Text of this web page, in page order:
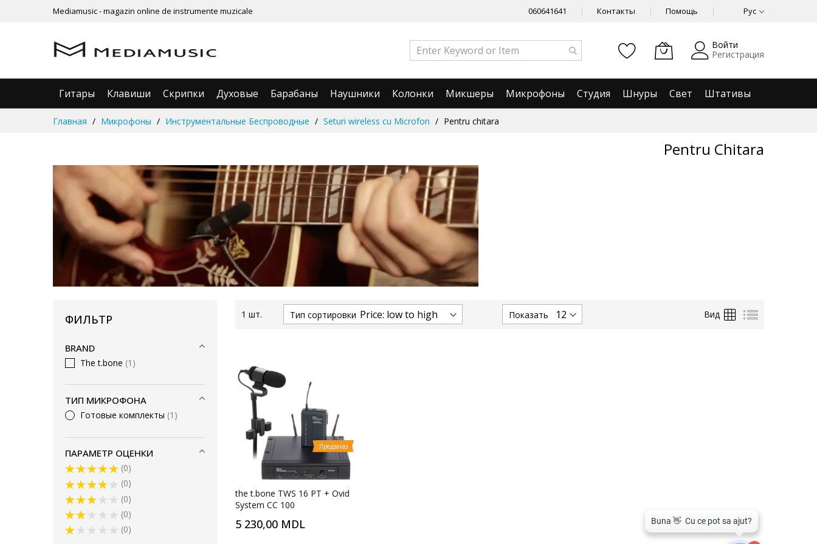
Mediamusic - magazin online de instrumente muzicale 060641641 Контакты Помощь Рус
Войти
Регистрация
Гитары Клавиши Скрипки Духовые Барабаны Наушники Колонки Микшеры Микрофоны Студия Шнуры Свет
Штативы
Главная Микрофоны Инструментальные Беспроводные Seturi wireless cu Microfon Pentru chitara
Pentru Chitara
1 шт. Тип сортировки Показать Вид СеткаСписок
Предзаказ
the t.bone TWS 16 PT + Ovid
System CC 100
5 230,00 MDL
ФИЛЬТР
BRAND
The t.bone 1
ТИП МИКРОФОНА
Готовые комплекты 1
ПАРАМЕТР ОЦЕНКИ
0
0
0
0
0